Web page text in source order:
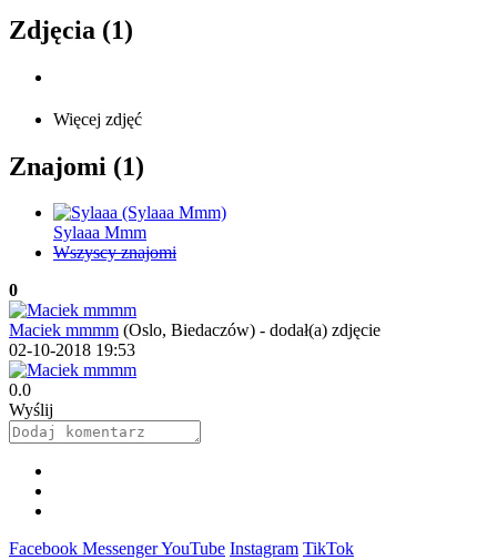
Zdjęcia (1)
Więcej zdjęć
Znajomi (1)
Sylaaa Mmm
Wszyscy znajomi
0
Maciek mmmm (Oslo, Biedaczów) - dodał(a) zdjęcie
02-10-2018 19:53
0.0
Wyślij
Facebook MessengerYouTube Instagram TikTok